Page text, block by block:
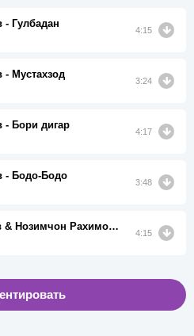
Гулбадан
4:15
Мустахзод
3:24
Бори дигар
4:17
- Бодо-Бодо
3:48
Носирчон Рахимов & Нозимчон Рахимов - Хеч натарсед
4:15